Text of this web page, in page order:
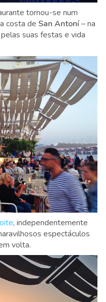
tornou-se num
costa de San Antoní– na
suas festas e vida
, independentemente
espectáculos
volta.